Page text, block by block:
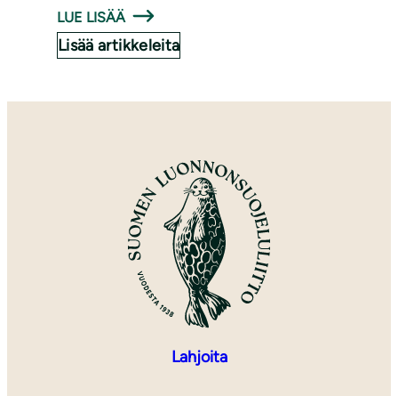
LUE LISÄÄ
Lisää artikkeleita
Lahjoita